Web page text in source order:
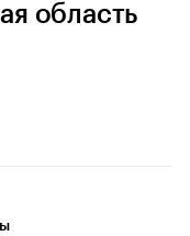
область